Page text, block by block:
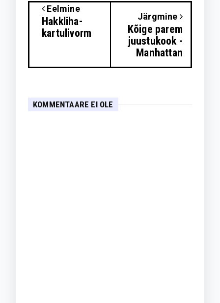
Eelmine
Hakkliha-
kartulivorm
Järgmine
Kõige parem
juustukook -
Manhattan
KOMMENTAARE EI OLE